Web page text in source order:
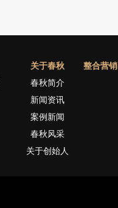
关于春秋
春秋简介
新闻资讯
案例新闻
春秋风采
关于创始人
整合营销